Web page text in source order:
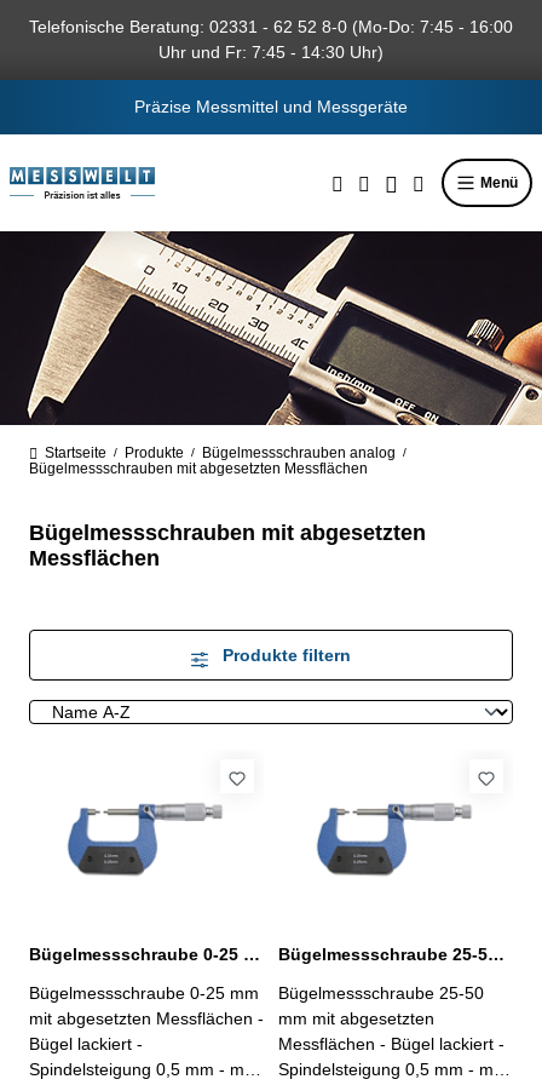
springen
Telefonische Beratung: 02331 - 62 52 8-0 (Mo-Do: 7:45 - 16:00
Uhr und Fr: 7:45 - 14:30 Uhr)
Präzise Messmittel und Messgeräte
Menü
Startseite / Produkte / Bügelmessschrauben analog /
Bügelmessschrauben mit abgesetzten Messflächen
Bügelmessschrauben mit abgesetzten
Messflächen
Produkte filtern
Bügelmessschraube 0-25 mm mit abgesetzten Messflächen analog
Bügelmessschraube 0-25 mm
mit abgesetzten Messflächen -
Bügel lackiert -
Spindelsteigung 0,5 mm - mit
Bügelmessschraube 25-50 mm mit abgesetzten Messflächen analog
Bügelmessschraube 25-50
mm mit abgesetzten
Messflächen - Bügel lackiert -
Spindelsteigung 0,5 mm - mit